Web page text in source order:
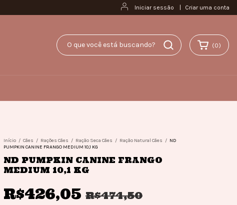
Iniciar sessão Criar uma conta
(0)
Início / Cães / Rações Cães / Ração Seca Cães / Ração Natural Cães / ND
PUMPKIN CANINE FRANGO MEDIUM 10,1 KG
ND PUMPKIN CANINE FRANGO
MEDIUM 10,1 KG
R$426,05 R$474,50